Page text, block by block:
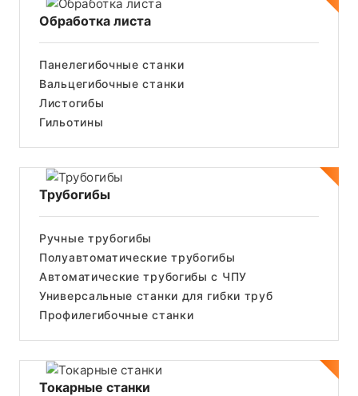
Обработка листа
Панелегибочные станки
Вальцегибочные станки
Листогибы
Гильотины
Трубогибы
Ручные трубогибы
Полуавтоматические трубогибы
Автоматические трубогибы с ЧПУ
Универсальные станки для гибки труб
Профилегибочные станки
Токарные станки